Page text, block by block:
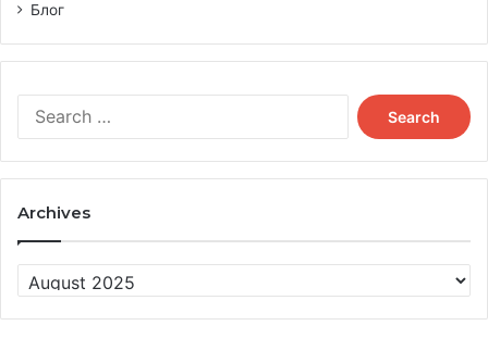
Блог
r
f
o
Archives
r
c